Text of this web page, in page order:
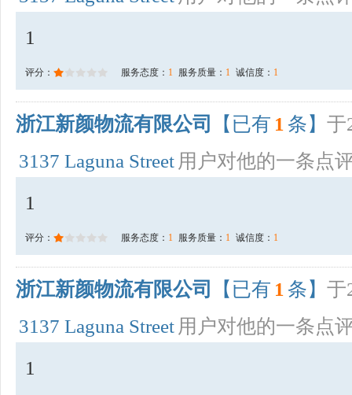
1
评分： 服务态度： 1 服务质量： 1 诚信度： 1
浙江新颜物流有限公司 【已有 1 条】 于
3137 Laguna Street 用户对他的一条点
1
评分： 服务态度： 1 服务质量： 1 诚信度： 1
浙江新颜物流有限公司 【已有 1 条】 于
3137 Laguna Street 用户对他的一条点
1